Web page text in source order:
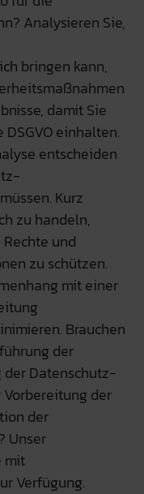
Analysieren Sie,
bringen kann,
damit Sie
einhalten.
entscheiden
Kurz
zu handeln,
und
zu schützen.
mit einer
Brauchen
der
der Datenschutz-
der
der
Unser
mit
Verfügung.